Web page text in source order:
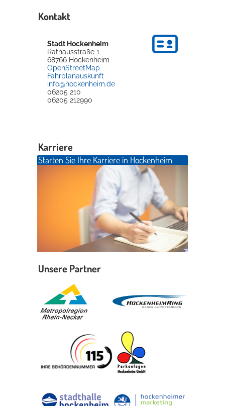
Kontakt
Stadt Hockenheim
Rathausstraße 1
68766 Hockenheim
OpenStreetMap
Fahrplanauskunft
info@hockenheim.de
06205 210
06205 212990
Karriere
Starten Sie Ihre Karriere in Hockenheim
Unsere Partner